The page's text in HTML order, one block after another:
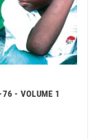
- VOLUME 1